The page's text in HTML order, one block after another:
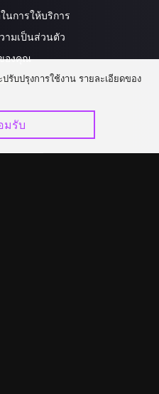
นการให้บริการ
ามเป็นส่วนตัว
องคุณ
เรา
รับปรุงการใช้งาน รายละเอียดของ
มรับ